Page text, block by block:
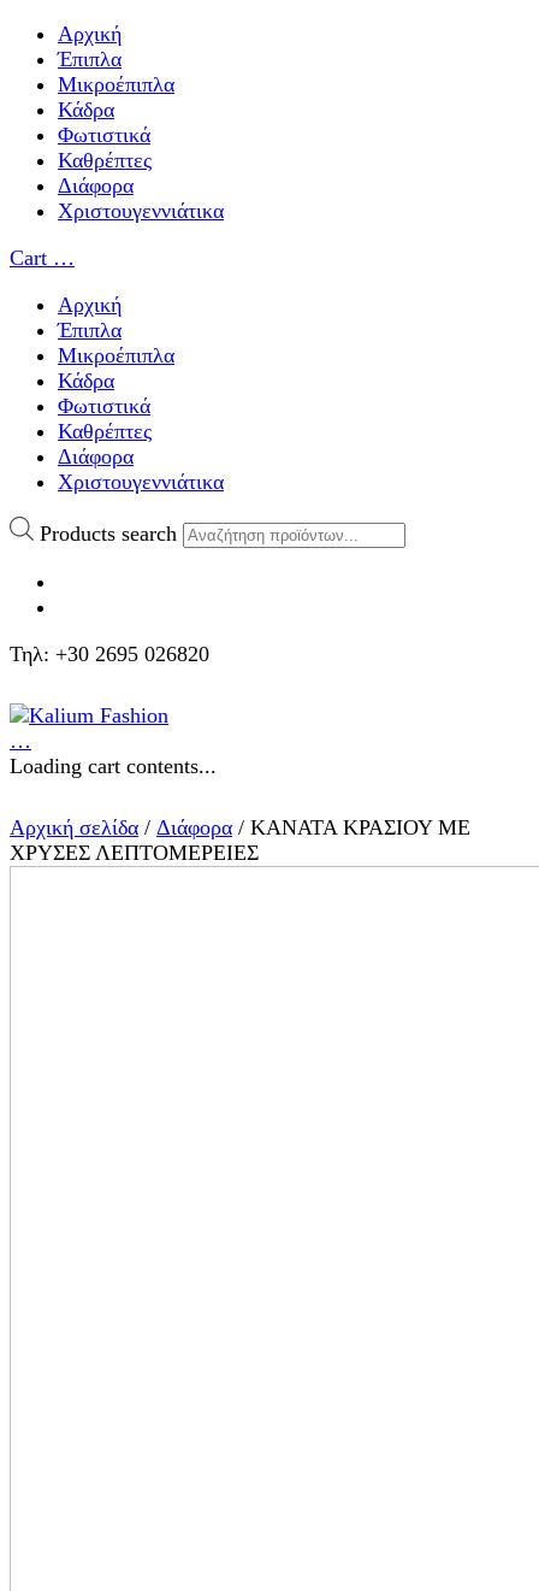
Αρχική
Έπιπλα
Μικροέπιπλα
Κάδρα
Φωτιστικά
Καθρέπτες
Διάφορα
Χριστουγεννιάτικα
Cart …
Αρχική
Έπιπλα
Μικροέπιπλα
Κάδρα
Φωτιστικά
Καθρέπτες
Διάφορα
Χριστουγεννιάτικα
Products search
Τηλ: +30 2695 026820
…
Loading cart contents...
Αρχική σελίδα / Διάφορα / ΚΑΝΑΤΑ ΚΡΑΣΙΟΥ ΜΕ
ΧΡΥΣΕΣ ΛΕΠΤΟΜΕΡΕΙΕΣ